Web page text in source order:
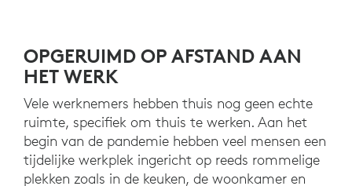
OPGERUIMD OP AFSTAND AAN
HET WERK
Vele werknemers hebben thuis nog geen echte
ruimte, specifiek om thuis te werken. Aan het
begin van de pandemie hebben veel mensen een
tijdelijke werkplek ingericht op reeds rommelige
plekken zoals in de keuken, de woonkamer en